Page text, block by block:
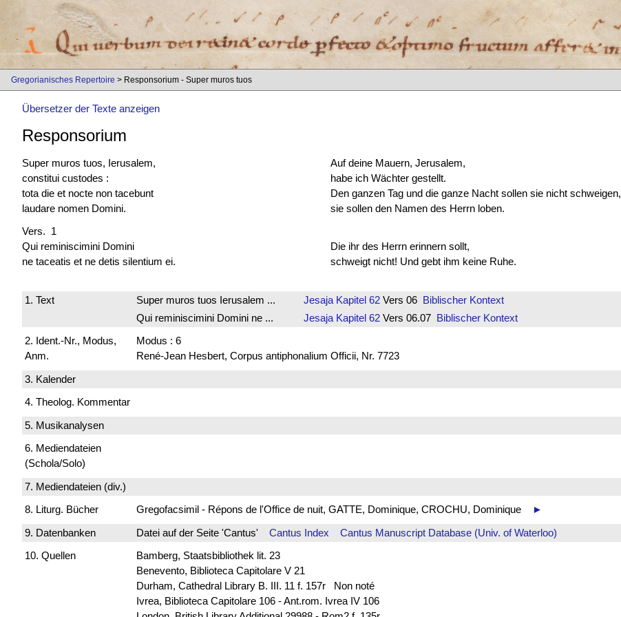
Gregorianisches Repertoire > Responsorium - Super muros tuos
Übersetzer der Texte anzeigen
Responsorium
Super muros tuos, Ierusalem,
constitui custodes :
tota die et nocte non tacebunt
laudare nomen Domini.
Auf deine Mauern, Jerusalem,
habe ich Wächter gestellt.
Den ganzen Tag und die ganze Nacht sollen sie nicht schweigen,
sie sollen den Namen des Herrn loben.
Vers. 1
Qui reminiscimini Domini
ne taceatis et ne detis silentium ei.
Die ihr des Herrn erinnern sollt,
schweigt nicht! Und gebt ihm keine Ruhe.
1. Text Super muros tuos Ierusalem ... JesajaKapitel 62Vers 06 Biblischer Kontext
Qui reminiscimini Domini ne ...
JesajaKapitel 62Vers 06.07 Biblischer Kontext
2. Ident.-Nr., Modus,
Anm.
Modus : 6
René-Jean Hesbert, Corpus antiphonalium Officii, Nr. 7723
3. Kalender
4. Theolog. Kommentar
5. Musikanalysen
6. Mediendateien
(Schola/Solo)
7. Mediendateien (div.)
8. Liturg. Bücher
Gregofacsimil - Répons de l'Office de nuit, GATTE, Dominique, CROCHU, Dominique
►
9. Datenbanken
Datei auf der Seite 'Cantus' Cantus Index
Cantus Manuscript Database (Univ. of Waterloo)
10. Quellen
Bamberg, Staatsbibliothek lit. 23
Benevento, Biblioteca Capitolare V 21
Durham, Cathedral Library B. III. 11 f. 157r Non noté
Ivrea, Biblioteca Capitolare 106 - Ant.rom. Ivrea IV 106